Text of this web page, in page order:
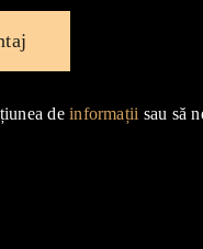
deinformații sau să